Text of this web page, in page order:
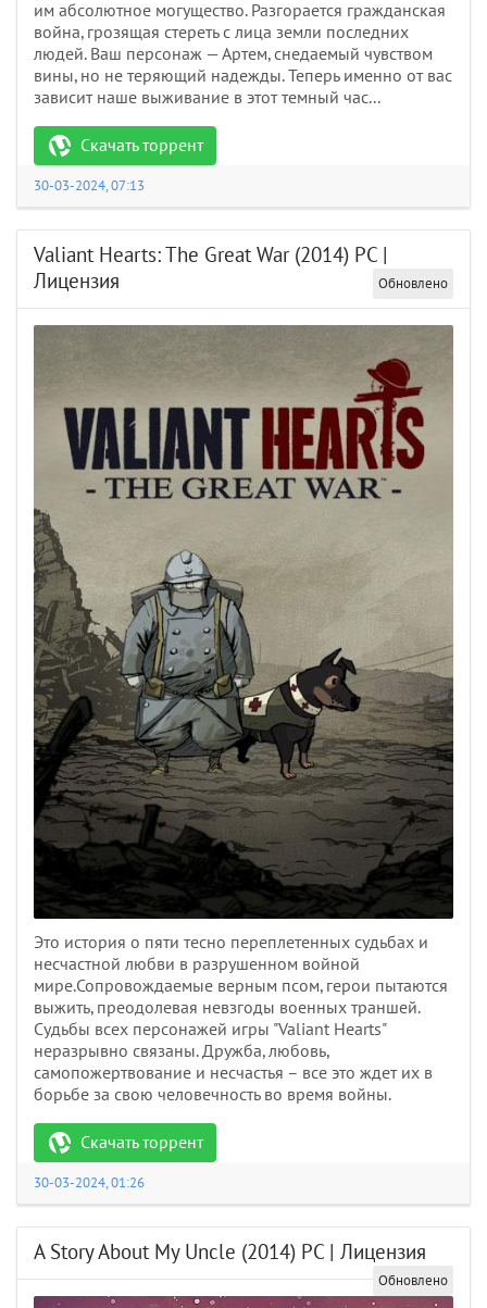
им абсолютное могущество. Разгорается гражданская
война, грозящая стереть с лица земли последних
людей. Ваш персонаж — Артем, снедаемый чувством
вины, но не теряющий надежды. Теперь именно от вас
зависит наше выживание в этот темный час...
Скачать торрент
30-03-2024, 07:13
Valiant Hearts: The Great War (2014) PC |
Лицензия
Обновлено
Это история о пяти тесно переплетенных судьбах и
несчастной любви в разрушенном войной
мире.Сопровождаемые верным псом, герои пытаются
выжить, преодолевая невзгоды военных траншей.
Судьбы всех персонажей игры "Valiant Hearts"
неразрывно связаны. Дружба, любовь,
самопожертвование и несчастья – все это ждет их в
борьбе за свою человечность во время войны.
Скачать торрент
30-03-2024, 01:26
A Story About My Uncle (2014) PC | Лицензия
Обновлено